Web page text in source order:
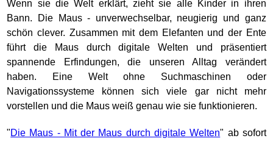
Wenn sie die Welt erklärt, zieht sie alle Kinder in ihren
Bann. Die Maus - unverwechselbar, neugierig und ganz
schön clever. Zusammen mit dem Elefanten und der Ente
führt die Maus durch digitale Welten und präsentiert
spannende Erfindungen, die unseren Alltag verändert
haben. Eine Welt ohne Suchmaschinen oder
Navigationssysteme können sich viele gar nicht mehr
vorstellen und die Maus weiß genau wie sie funktionieren.
"Die Maus - Mit der Maus durch digitale Welten" ab sofort